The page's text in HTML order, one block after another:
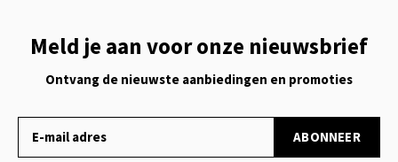
Meld je aan voor onze nieuwsbrief
Ontvang de nieuwste aanbiedingen en promoties
ABONNEER